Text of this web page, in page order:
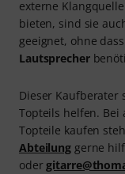
externe
bieten, sind sie
geeignet, ohne
Lautsprecher
Dieser Kaufberater
Topteils helfen. Bei
Topteile kaufen
Abteilung gerne
oder